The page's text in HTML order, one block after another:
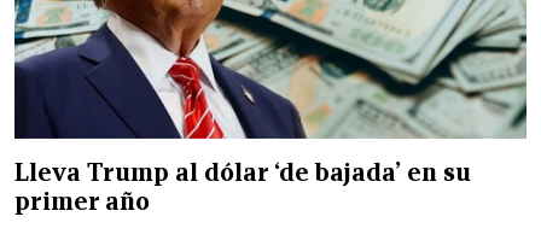
Lleva Trump al dólar ‘de bajada’ en su
primer año